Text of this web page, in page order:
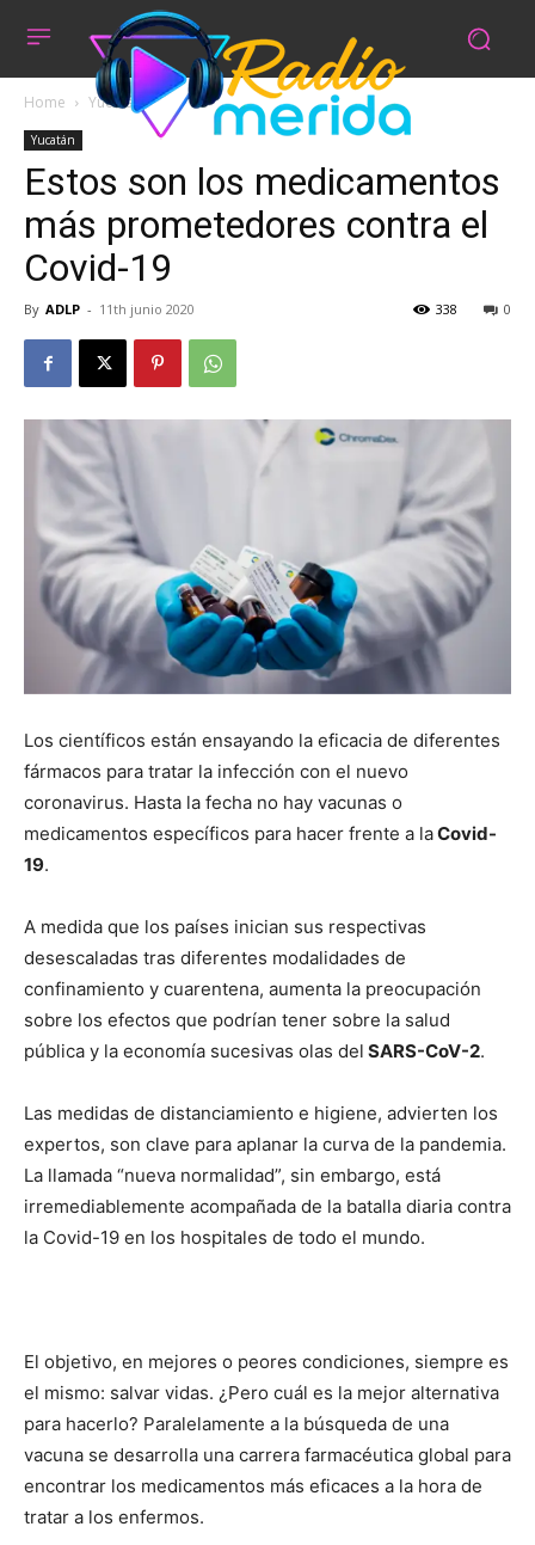
Home Yucatán
Yucatán
Estos son los medicamentos
más prometedores contra el
Covid-19
By ADLP - 11th junio 2020 0
338
Los científicos están ensayando la eficacia de diferentes
fármacos para tratar la infección con el nuevo
coronavirus. Hasta la fecha no hay vacunas o
medicamentos específicos para hacer frente a laCovid-
19.
A medida que los países inician sus respectivas
desescaladas tras diferentes modalidades de
confinamiento y cuarentena, aumenta la preocupación
sobre los efectos que podrían tener sobre la salud
pública y la economía sucesivas olas del SARS-CoV-2.
Las medidas de distanciamiento e higiene, advierten los
expertos, son clave para aplanar la curva de la pandemia.
La llamada “nueva normalidad”, sin embargo, está
irremediablemente acompañada de la batalla diaria contra
la Covid-19 en los hospitales de todo el mundo.
El objetivo, en mejores o peores condiciones, siempre es
el mismo: salvar vidas. ¿Pero cuál es la mejor alternativa
para hacerlo? Paralelamente a la búsqueda de una
vacuna se desarrolla una carrera farmacéutica global para
encontrar los medicamentos más eficaces a la hora de
tratar a los enfermos.